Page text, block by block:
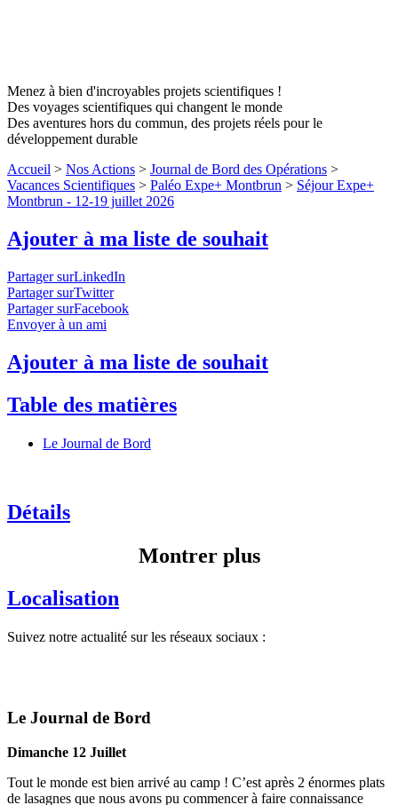
Menez à bien d'incroyables projets scientifiques !
Des voyages scientifiques qui changent le monde
Des aventures hors du commun, des projets réels pour le
développement durable
Accueil > Nos Actions > Journal de Bord des Opérations >
Vacances Scientifiques > Paléo Expe+ Montbrun > Séjour Expe+
Montbrun - 12-19 juillet 2026
Ajouter à ma liste de souhait
Partager surLinkedIn
Partager surTwitter
Partager surFacebook
Envoyer à un ami
Ajouter à ma liste de souhait
Table des matières
Le Journal de Bord
Détails
Montrer plus
Localisation
Suivez notre actualité sur les réseaux sociaux :
Le Journal de Bord
Dimanche 12 Juillet
Tout le monde est bien arrivé au camp ! C’est après 2 énormes plats
de lasagnes que nous avons pu commencer à faire connaissance